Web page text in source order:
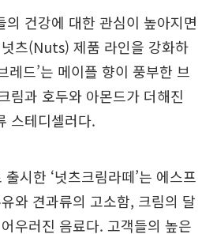
의 건강에 대한 관심이 높아지면
츠(Nuts) 제품 라인을 강화하
레드’는 메이플 향이 풍부한 브
림과 호두와 아몬드가 더해진
스테디셀러다.
시한 ‘넛츠크림라떼’는 에스프
와 견과류의 고소함, 크림의 달
우러진 음료다. 고객들의 높은